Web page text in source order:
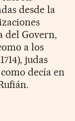
desde la
del Govern,
a los
judas
decía en